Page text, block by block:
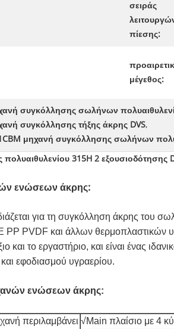
σειράς
πίεσης:
μέγεθος:
συγκόλλησης σωλήνων
συγκόλλησης τήξης άκρης DVS,
μηχανή συγκόλλησης σωλήνων
315H 2 εξουσιοδότησης
ενώσεων άκρης:
για τη συγκόλληση άκρης του
PP PVDF και άλλων θερμοπλαστικών
και το εργαστήριο, και είναι ένας
εφοδιασμού υγραερίου.
ενώσεων άκρης:
περιλαμβάνει √Main πλαίσιο με 4